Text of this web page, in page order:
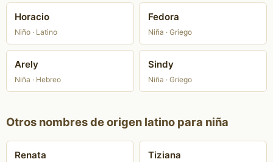
Horacio
Niño · Latino
Fedora
Niña · Griego
Arely
Niña · Hebreo
Sindy
Niña · Griego
Otros nombres de origen latino para niña
Renata Tiziana